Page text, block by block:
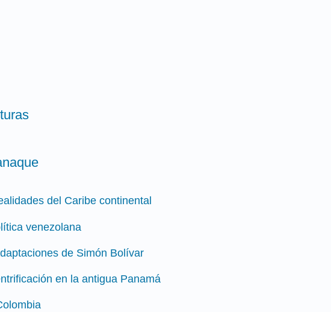
del Caribe continental
venezolana
de Simón Bolívar
en la antigua Panamá